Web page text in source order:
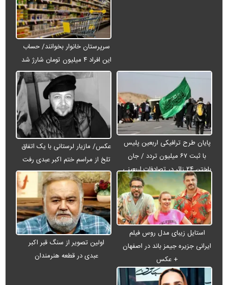
سرپرستان خانوار بخوانند/ حساب
این افراد ۴ میلیون تومان شارژ شد
پایان طرح ترافیکی اربعین پلیس
با ثبت ۶۷ میلیون تردد / جان
باختن ۲۴ زائر در تصادفات اربعینی
عکس/ مازیار لرستانی با یک اتفاق
تلخ از مراسم ختم اکبر عبدی رفت
استایل زیبای مدل روس فیلم
ایرانی جزیره جیمز باند در اصفهان
+ عکس
اولین تصویر از سنگ قبر اکبر
عبدی در قطعه هنرمندان